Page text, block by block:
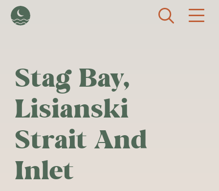
Stag Bay,
Lisianski
Strait And
Inlet